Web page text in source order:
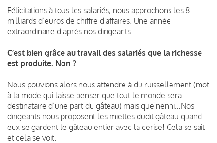
Félicitations à tous les salariés, nous approchons les 8
milliards d’euros de chiffre d'affaires. Une année
extraordinaire d’après nos dirigeants.
C’est bien grâce au travail des salariés que la richesse
est produite. Non ?
Nous pouvions alors nous attendre à du ruissellement (mot
à la mode qui laisse penser que tout le monde sera
destinataire d’une part du gâteau) mais que nenni…Nos
dirigeants nous proposent les miettes dudit gâteau quand
eux se gardent le gâteau entier avec la cerise! Cela se sait
et cela se voit.